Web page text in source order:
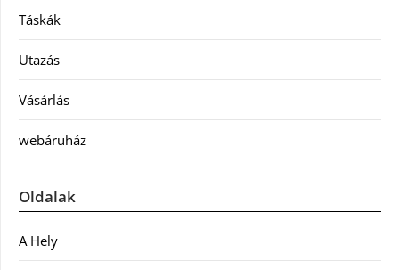
Táskák
Utazás
Vásárlás
webáruház
Oldalak
A Hely